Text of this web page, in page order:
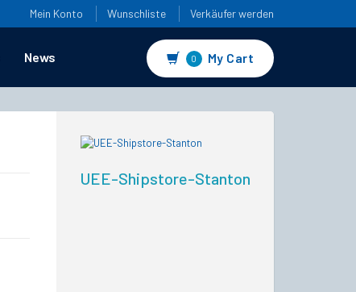
Mein Konto Wunschliste Verkäufer werden
News 0 My Cart
UEE-Shipstore-Stanton